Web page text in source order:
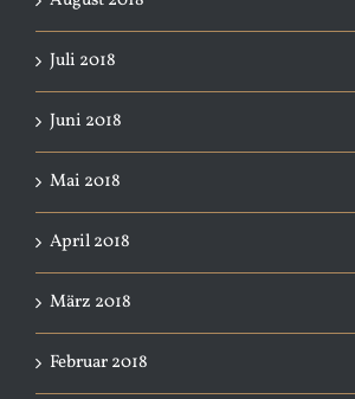
Juli 2018
Juni 2018
Mai 2018
April 2018
März 2018
Februar 2018